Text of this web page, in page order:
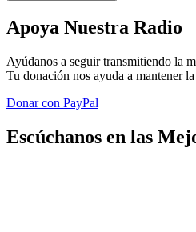
Apoya Nuestra Radio
Ayúdanos a seguir transmitiendo la
Tu donación nos ayuda a mantener
Donar con PayPal
Escúchanos en las